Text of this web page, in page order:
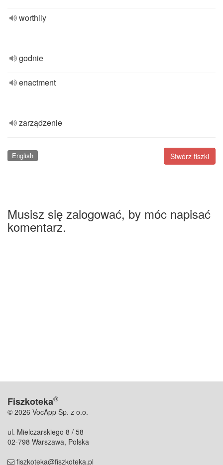
worthily
godnie
enactment
zarządzenie
Stwórz fiszki
English
Musisz się zalogować, by móc napisać
komentarz.
Fiszkoteka®
© 2026 VocApp Sp. z o.o.
ul. Mielczarskiego 8 / 58
02-798 Warszawa, Polska
fiszkoteka@fiszkoteka.pl